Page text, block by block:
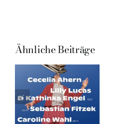
Ähnliche Beiträge